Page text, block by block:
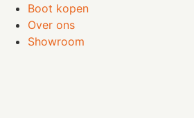
Boot kopen
Over ons
Showroom